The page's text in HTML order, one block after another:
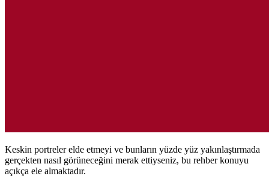
Keskin portreler elde etmeyi ve bunların yüzde yüz yakınlaştırmada
gerçekten nasıl görüneceğini merak ettiyseniz, bu rehber konuyu
açıkça ele almaktadır.